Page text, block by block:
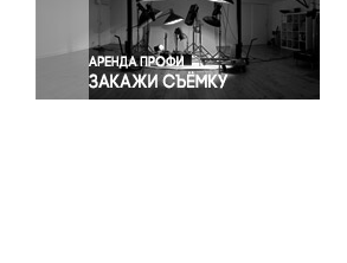
Экология
Экономика и бизнес